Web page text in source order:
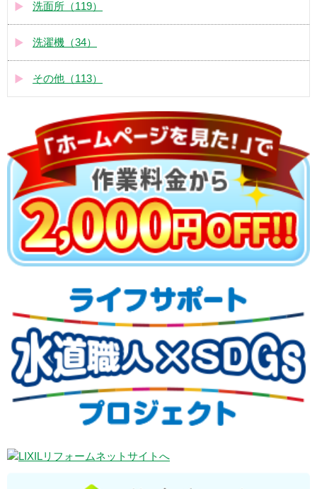
洗面所（119）
洗濯機（34）
その他（113）